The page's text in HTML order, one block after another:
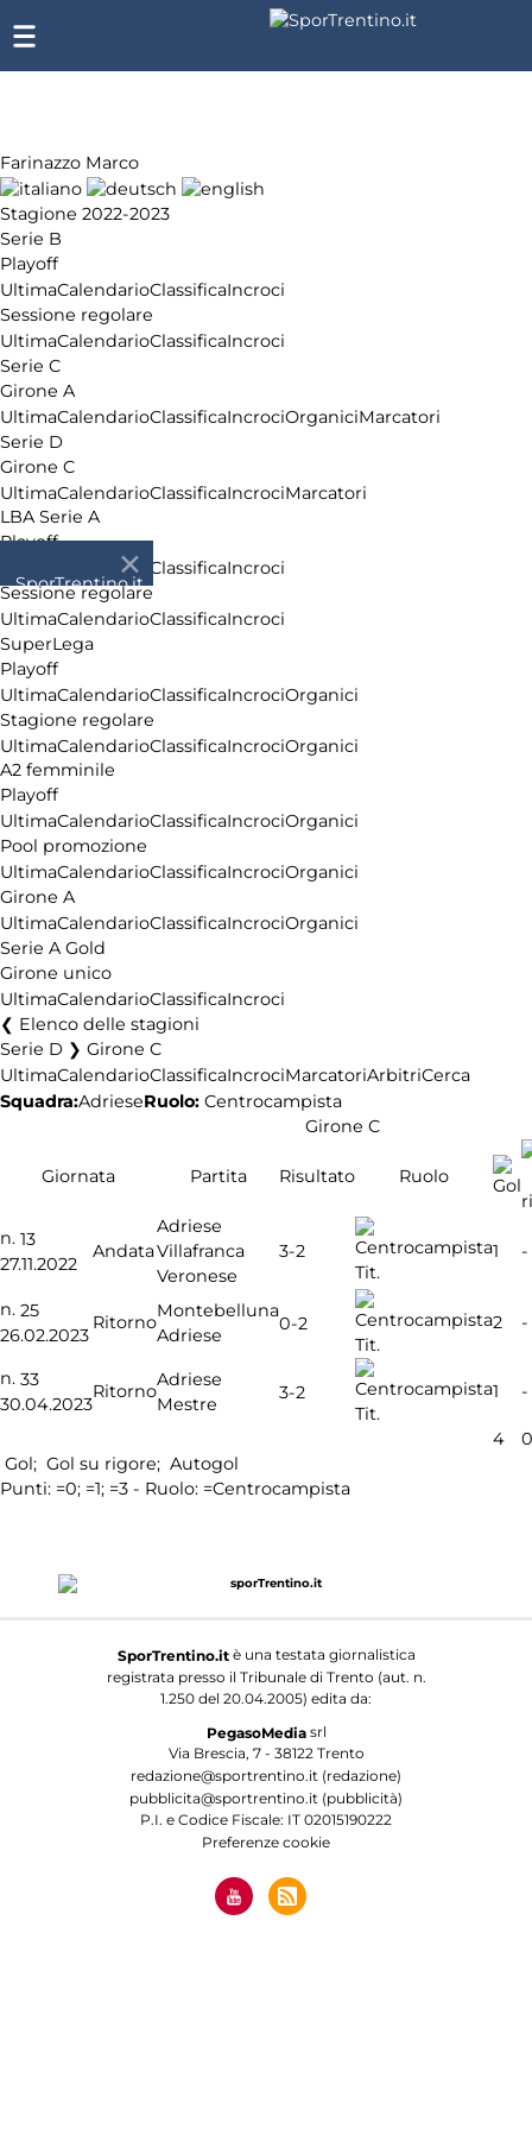
Farinazzo Marco
Stagione 2022-2023
Serie B
Playoff
UltimaCalendarioClassificaIncroci
Sessione regolare
UltimaCalendarioClassificaIncroci
Serie C
Girone A
UltimaCalendarioClassificaIncrociOrganiciMarcatori
Serie D
Girone C
UltimaCalendarioClassificaIncrociMarcatori
LBA Serie A
Playoff
Calendario ClassificaIncroci
Sessione regolare
UltimaCalendarioClassificaIncroci
SuperLega
Playoff
UltimaCalendarioClassificaIncrociOrganici
Stagione regolare
UltimaCalendarioClassificaIncrociOrganici
A2 femminile
Playoff
UltimaCalendarioClassificaIncrociOrganici
Pool promozione
UltimaCalendarioClassificaIncrociOrganici
Girone A
UltimaCalendarioClassificaIncrociOrganici
Serie A Gold
Girone unico
UltimaCalendarioClassificaIncroci
Elenco delle stagioni
Serie D ❯ Girone C
UltimaCalendarioClassificaIncrociMarcatoriArbitriCerca
Squadra:AdrieseRuolo: Centrocampista
Girone C
Giornata Partita Risultato Ruolo
n. 13
27.11.2022
Andata
Adriese
Villafranca
Veronese
3-2
Tit.
1 -
n. 25
26.02.2023
Ritorno
Montebelluna
Adriese
0-2
Tit.
2 -
n. 33
30.04.2023
Ritorno
Adriese
Mestre
3-2
Tit.
1 -
4
0
Gol; Gol su rigore; Autogol
Punti: =0; =1; =3 - Ruolo: =Centrocampista
SporTrentino.itè una testata giornalistica
registrata presso il Tribunale di Trento (aut. n.
1.250 del 20.04.2005) edita da:
PegasoMediasrl
Via Brescia, 7 - 38122 Trento
redazione@sportrentino.it (redazione)
pubblicita@sportrentino.it (pubblicità)
P.I. e Codice Fiscale: IT 02015190222
Preferenze cookie
SporTrentino.it
Chi siamo
Affiliazione
Pubblicità